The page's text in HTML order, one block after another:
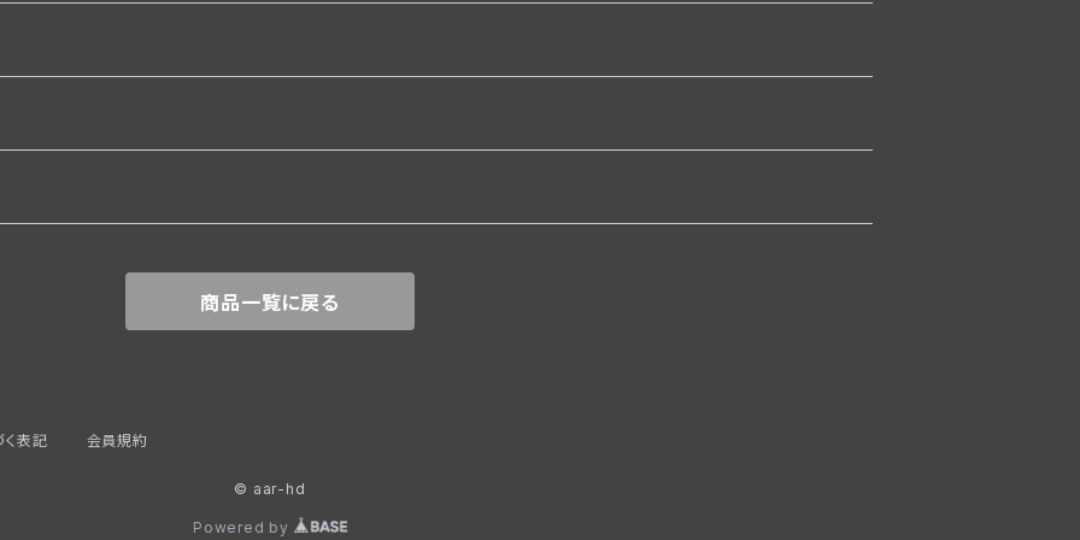
商品一覧に戻る
表記 会員規約
© aar-hd
Powered by